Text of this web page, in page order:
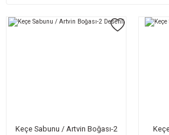
Keçe Sabunu / Artvin Boğası-2